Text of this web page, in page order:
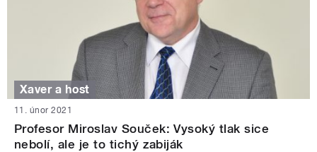
Xaver a host
11. únor 2021
Profesor Miroslav Souček: Vysoký tlak sice
nebolí, ale je to tichý zabiják